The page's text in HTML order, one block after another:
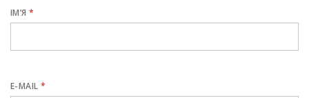
ІМ’Я*
E-MAIL*